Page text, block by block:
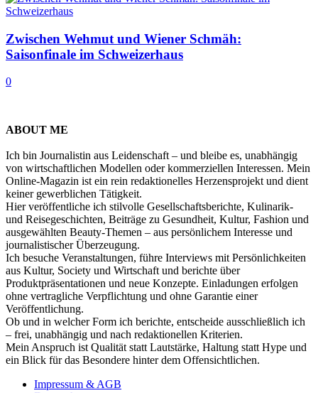
Zwischen Wehmut und Wiener Schmäh:
Saisonfinale im Schweizerhaus
0
ABOUT ME
Ich bin Journalistin aus Leidenschaft – und bleibe es, unabhängig
von wirtschaftlichen Modellen oder kommerziellen Interessen. Mein
Online-Magazin ist ein rein redaktionelles Herzensprojekt und dient
keiner gewerblichen Tätigkeit.
Hier veröffentliche ich stilvolle Gesellschaftsberichte, Kulinarik-
und Reisegeschichten, Beiträge zu Gesundheit, Kultur, Fashion und
ausgewählten Beauty-Themen – aus persönlichem Interesse und
journalistischer Überzeugung.
Ich besuche Veranstaltungen, führe Interviews mit Persönlichkeiten
aus Kultur, Society und Wirtschaft und berichte über
Produktpräsentationen und neue Konzepte. Einladungen erfolgen
ohne vertragliche Verpflichtung und ohne Garantie einer
Veröffentlichung.
Ob und in welcher Form ich berichte, entscheide ausschließlich ich
– frei, unabhängig und nach redaktionellen Kriterien.
Mein Anspruch ist Qualität statt Lautstärke, Haltung statt Hype und
ein Blick für das Besondere hinter dem Offensichtlichen.
Impressum & AGB